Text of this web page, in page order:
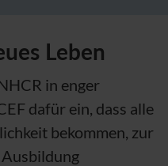
Leben
in enger
dafür ein, dass alle
bekommen, zur
Ausbildung